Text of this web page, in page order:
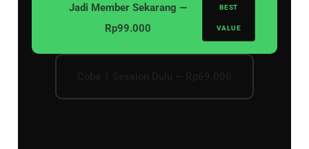
Jadi Member Sekarang —
Rp99.000
BEST
VALUE